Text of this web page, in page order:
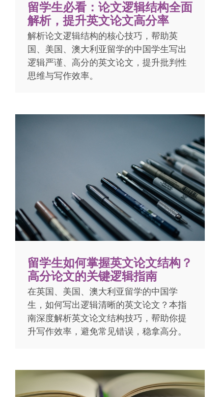
留学生必看：论文逻辑结构全面
解析，提升英文论文高分率
解析论文逻辑结构的核心技巧，帮助英
国、美国、澳大利亚留学的中国学生写出
逻辑严谨、高分的英文论文，提升批判性
思维与写作效率。
留学生如何掌握英文论文结构？
高分论文的关键逻辑指南
在英国、美国、澳大利亚留学的中国学
生，如何写出逻辑清晰的英文论文？本指
南深度解析英文论文结构技巧，帮助你提
升写作效率，避免常见错误，稳拿高分。